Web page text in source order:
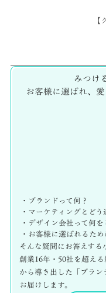
みつ
お客様に選ばれ、
・ブランドって何？
・マーケティングとどう
・デザイン会社って何
・お客様に選ばれるた
そんな疑問にお答えす
創業16年・50社を超え
から導き出した「ブラ
お届けします。